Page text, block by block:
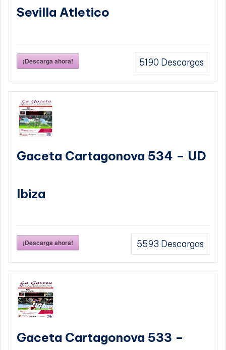
Sevilla Atletico
¡Descarga ahora! 5190 Descargas
Gaceta Cartagonova 534 – UD
Ibiza
¡Descarga ahora! 5593 Descargas
Gaceta Cartagonova 533 –